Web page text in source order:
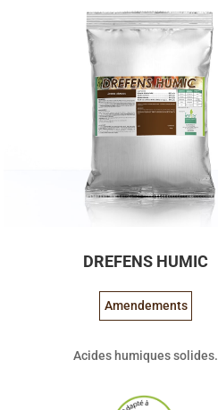
DREFENS HUMIC
Amendements
Acides humiques solides.